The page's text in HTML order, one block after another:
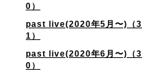
0）
past live(2020年5月〜)（3
1）
past live(2020年6月〜)（3
0）